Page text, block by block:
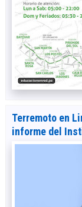
Terremoto en
informe del